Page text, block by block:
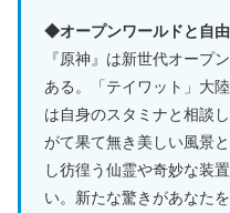
◆オープンワールドと自
『原神』は新世代オープ
ある。「テイワット」大
は自身のスタミナと相談
がて果て無き美しい風景
し彷徨う仙霊や奇妙な装
い。新たな驚きがあなた